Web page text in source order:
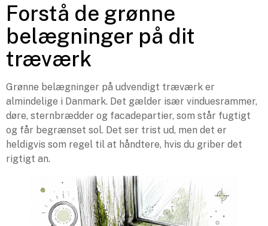
Forstå de grønne
belægninger på dit
træværk
Grønne belægninger på udvendigt træværk er
almindelige i Danmark. Det gælder især vinduesrammer,
døre, sternbrædder og facadepartier, som står fugtigt
og får begrænset sol. Det ser trist ud, men det er
heldigvis som regel til at håndtere, hvis du griber det
rigtigt an.